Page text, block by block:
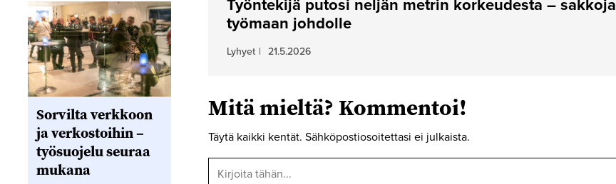
Työntekijä putosi neljän metrin korkeudesta – sakkoja
työmaan johdolle
Lyhyet | 21.5.2026
Mitä mieltä? Kommentoi!
Täytä kaikki kentät. Sähköpostiosoitettasi ei julkaista.
Sorvilta verkkoon
ja verkostoihin –
työsuojelu seuraa
mukana